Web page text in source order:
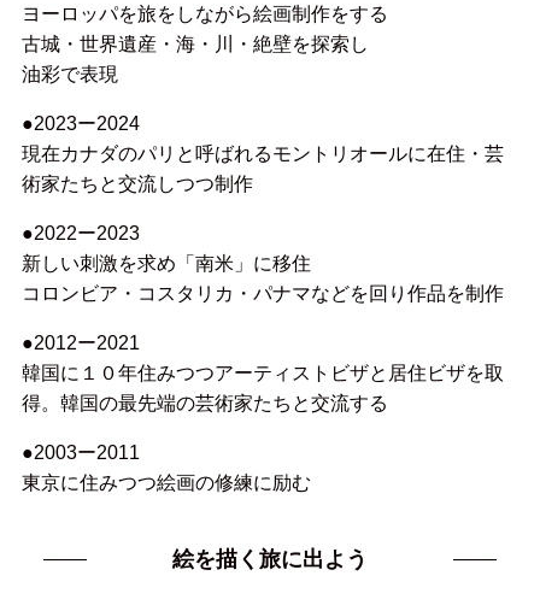
ヨーロッパを旅をしながら絵画制作をする
古城・世界遺産・海・川・絶壁を探索し
油彩で表現
●2023ー2024
現在カナダのパリと呼ばれるモントリオールに在住・芸
術家たちと交流しつつ制作
●2022ー2023
新しい刺激を求め「南米」に移住
コロンビア・コスタリカ・パナマなどを回り作品を制作
●2012ー2021
韓国に１０年住みつつアーティストビザと居住ビザを取
得。韓国の最先端の芸術家たちと交流する
●2003ー2011
東京に住みつつ絵画の修練に励む
絵を描く旅に出よう